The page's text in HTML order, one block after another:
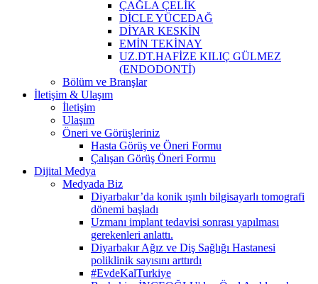
ÇAĞLA ÇELİK
DİCLE YÜCEDAĞ
DİYAR KESKİN
EMİN TEKİNAY
UZ.DT.HAFİZE KILIÇ GÜLMEZ
(ENDODONTİ)
Bölüm ve Branşlar
İletişim & Ulaşım
İletişim
Ulaşım
Öneri ve Görüşleriniz
Hasta Görüş ve Öneri Formu
Çalışan Görüş Öneri Formu
Dijital Medya
Medyada Biz
Diyarbakır’da konik ışınlı bilgisayarlı tomografi
dönemi başladı
Uzmanı implant tedavisi sonrası yapılması
gerekenleri anlattı.
Diyarbakır Ağız ve Diş Sağlığı Hastanesi
poliklinik sayısını arttırdı
#EvdeKalTurkiye